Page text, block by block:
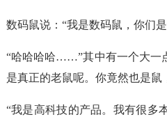
数码鼠说：“我是数码鼠，你们
“哈哈哈哈……”其中有一个大一
是真正的老鼠呢。你竟然也是鼠
“我是高科技的产品。我有很多